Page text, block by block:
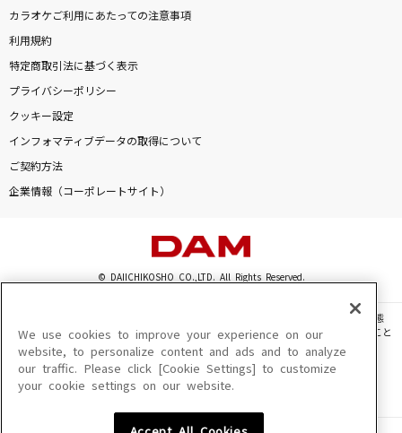
カラオケご利用にあたっての注意事項
利用規約
特定商取引法に基づく表示
プライバシーポリシー
クッキー設定
インフォマティブデータの取得について
ご契約方法
企業情報（コーポレートサイト）
© DAIICHIKOSHO CO.,LTD. All Rights Reserved.
このサイトに掲載されている一切の文章・画像・写真・動画・音声等を、手段や形態
を問わず、著作権法の定める範囲を超えて無断で複製、転載、ファイル化などすること
を禁じます。
楽曲及びコンテンツは、機種によりご利用いただけない場合があります。
楽曲及びコンテンツの配信日、配信内容が変更になる場合があります。
We use cookies to improve your experience on our
website, to personalize content and ads and to analyze
our traffic. Please click [Cookie Settings] to customize
your cookie settings on our website.